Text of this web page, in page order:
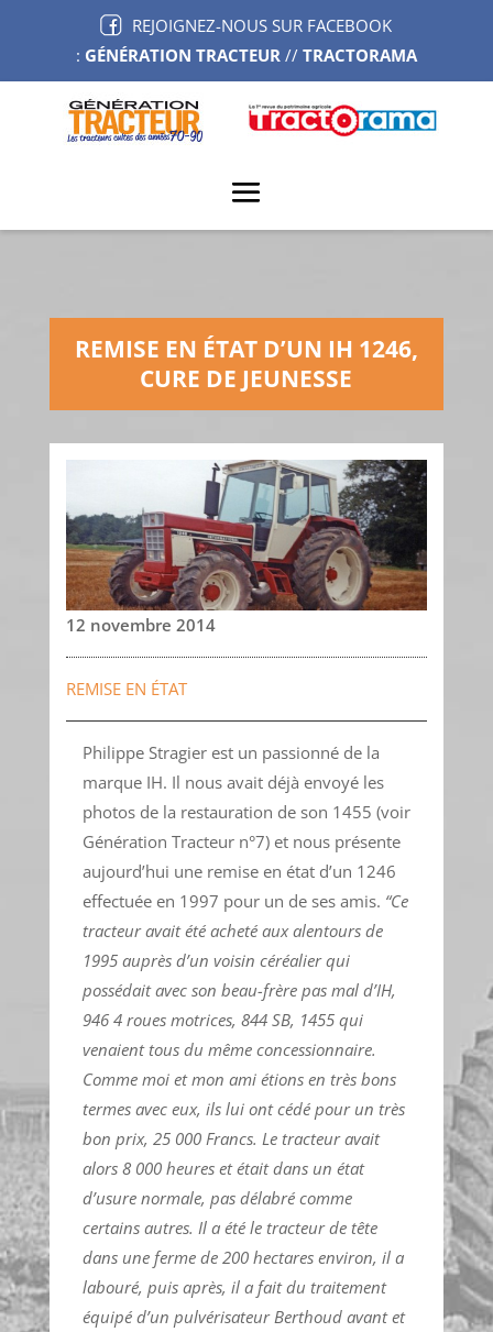
REJOIGNEZ-NOUS SUR FACEBOOK
: GÉNÉRATION TRACTEUR// TRACTORAMA
REMISE EN ÉTAT D’UN IH 1246,
CURE DE JEUNESSE
12 novembre 2014
REMISE EN ÉTAT
Philippe Stragier est un passionné de la
marque IH. Il nous avait déjà envoyé les
photos de la restauration de son 1455 (voir
Génération Tracteur n°7) et nous présente
aujourd’hui une remise en état d’un 1246
effectuée en 1997 pour un de ses amis. “Ce
tracteur avait été acheté aux alentours de
1995 auprès d’un voisin céréalier qui
possédait avec son beau-frère pas mal d’IH,
946 4 roues motrices, 844 SB, 1455 qui
venaient tous du même concessionnaire.
Comme moi et mon ami étions en très bons
termes avec eux, ils lui ont cédé pour un très
bon prix, 25 000 Francs. Le tracteur avait
alors 8 000 heures et était dans un état
d’usure normale, pas délabré comme
certains autres. Il a été le tracteur de tête
dans une ferme de 200 hectares environ, il a
labouré, puis après, il a fait du traitement
équipé d’un pulvérisateur Berthoud avant et